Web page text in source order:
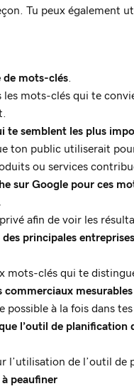
Tu peux également
de mots-clés
les mots-clés qui te
te semblent les plus
ton public utiliserait
ou services
sur Google pour ces
afin de voir les
des principales
mots-clés qui te
commerciaux
possible à la fois dans
l’outil de
l’utilisation de l’outil
peaufiner